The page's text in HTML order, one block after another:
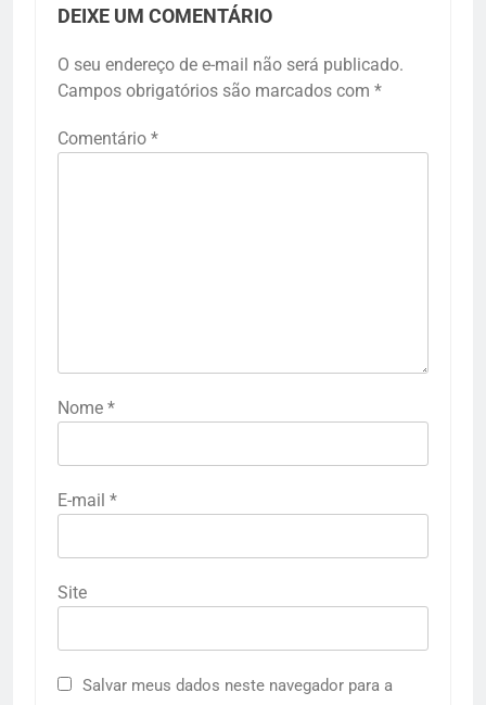
DEIXE UM COMENTÁRIO
O seu endereço de e-mail não será publicado.
Campos obrigatórios são marcados com *
Comentário *
Nome *
E-mail *
Site
Salvar meus dados neste navegador para a